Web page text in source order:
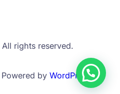
All rights reserved.
Powered by WordPress